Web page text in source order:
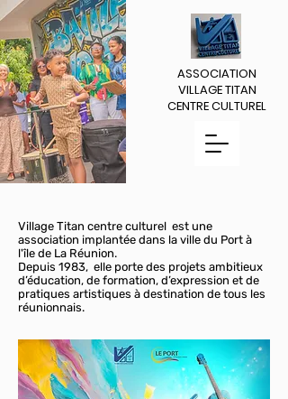
ASSOCIATION
VILLAGE TITAN
CENTRE CULTUREL
Village Titan centre culturel est une
association implantée dans la ville du Port à
l'île de La Réunion.
Depuis 1983, elle porte des projets ambitieux
d’éducation, de formation, d’expression et de
pratiques artistiques à destination de tous les
réunionnais.